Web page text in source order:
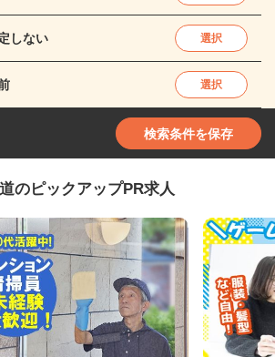
しない 選択
選択
検索条件を保存
のピックアップPR求人